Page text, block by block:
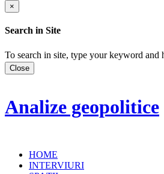
×
Search in Site
To search in site, type your keyword and
Close
Analize geopolitice
HOME
INTERVIURI